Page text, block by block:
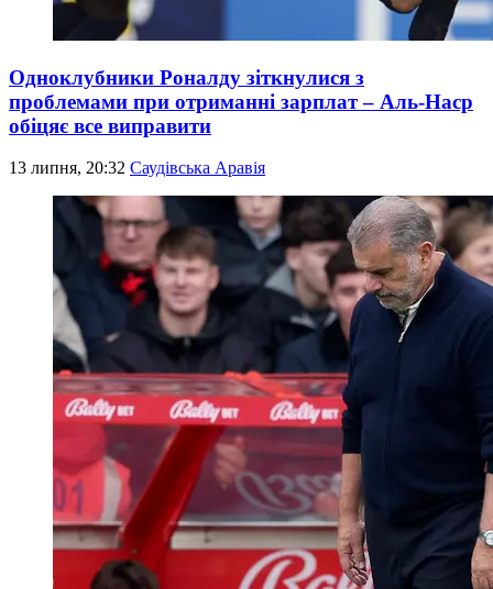
Одноклубники Роналду зіткнулися з
проблемами при отриманні зарплат – Аль-Наср
обіцяє все виправити
13 липня, 20:32 Саудівська Аравія